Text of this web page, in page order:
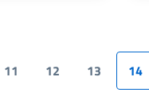
11 12 13 14